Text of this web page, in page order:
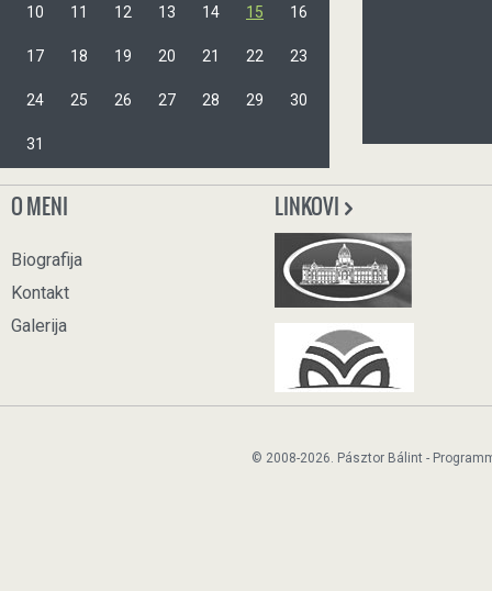
10 11 12 13 14 15 16
17 18 19 20 21 22 23
24 25 26 27 28 29 30
31
O MENI
Biografija
Kontakt
Galerija
LINKOVI
© 2008-2026. Pásztor Bálint -